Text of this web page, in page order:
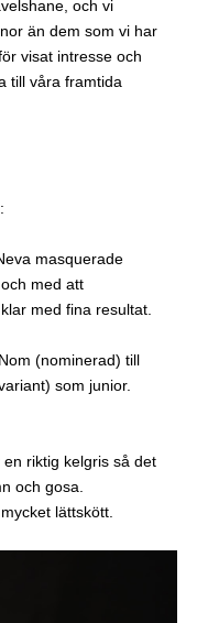
och vi
än dem som vi har
visat intresse och
till våra framtida
masquerade
med att
med fina resultat.
(nominerad) till
som junior.
riktig kelgris så det
och gosa.
lättskött.